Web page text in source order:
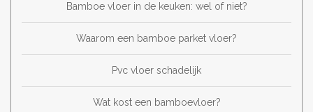
Bamboe vloer in de keuken: wel of niet?
Waarom een bamboe parket vloer?
Pvc vloer schadelijk
Wat kost een bamboevloer?